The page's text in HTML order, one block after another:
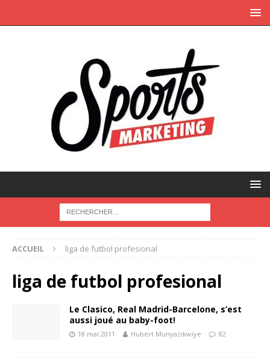
ACCUEIL liga de futbol profesional
liga de futbol profesional
Le Clasico, Real Madrid-Barcelone, s’est
aussi joué au baby-foot!
18 mai 2011 Hubert Munyazikwiye 82